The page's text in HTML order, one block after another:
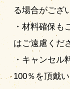
る場合がござ
・材料確保も
はご遠慮くだ
・キャンセル
100％を頂戴い